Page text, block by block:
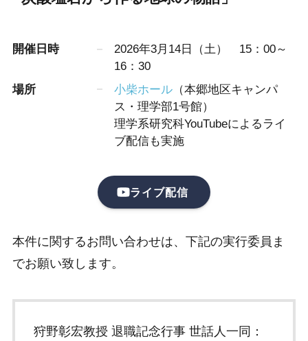
開催日時
2026年3月14日（土） 15：00～
16：30
場所
小柴ホール （本郷地区キャンパ
ス・理学部1号館）
理学系研究科YouTubeによるライ
ブ配信も実施
ライブ配信
本件に関するお問い合わせは、下記の実行委員ま
でお願い致します。
狩野彰宏教授 退職記念行事 世話人一同：